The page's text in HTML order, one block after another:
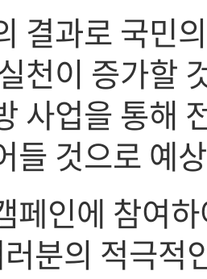
결과로 국민
천이 증가할
사업을 통해
들 것으로 예
페인에 참여
분의 적극적